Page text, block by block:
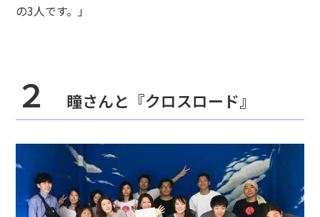
の3人です。」
２ 瞳さんと『クロスロード』